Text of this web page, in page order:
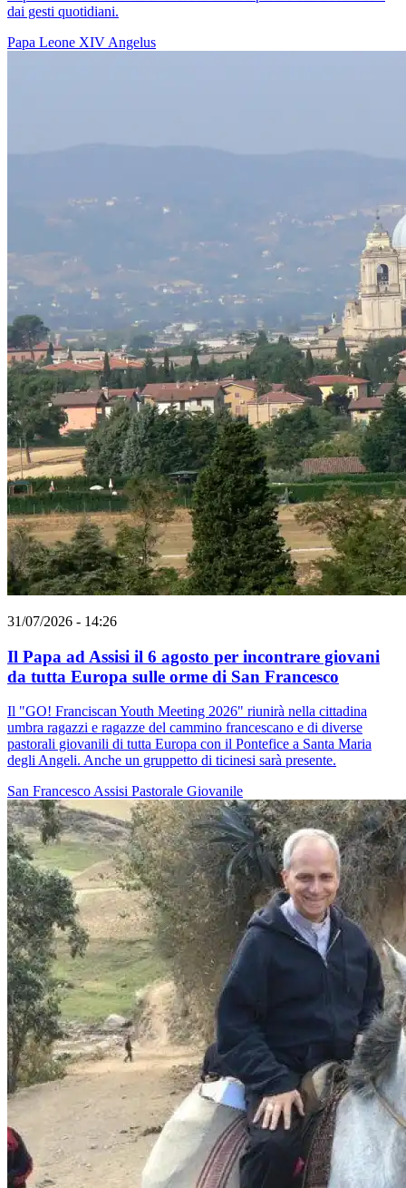
dai gesti quotidiani.
Papa Leone XIV Angelus
31/07/2026 - 14:26
Il Papa ad Assisi il 6 agosto per incontrare giovani
da tutta Europa sulle orme di San Francesco
Il "GO! Franciscan Youth Meeting 2026" riunirà nella cittadina
umbra ragazzi e ragazze del cammino francescano e di diverse
pastorali giovanili di tutta Europa con il Pontefice a Santa Maria
degli Angeli. Anche un gruppetto di ticinesi sarà presente.
San FrancescoAssisi Pastorale Giovanile